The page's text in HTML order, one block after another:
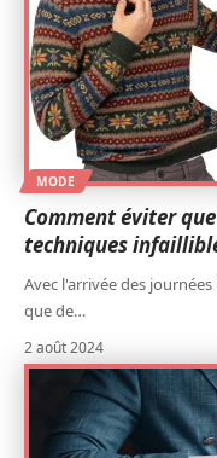
MODE
Comment éviter
techniques
Avec l'arrivée des
que de…
2 août 2024